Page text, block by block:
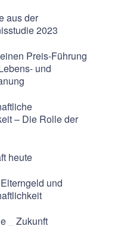
aus der
2023
Preis-Führung
und
– Die Rolle der
heute
und
_ Zukunft